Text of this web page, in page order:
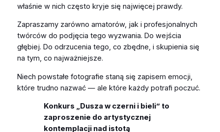
właśnie w nich często kryje się najwięcej prawdy.
Zapraszamy zarówno amatorów, jak i profesjonalnych
twórców do podjęcia tego wyzwania. Do wejścia
głębiej. Do odrzucenia tego, co zbędne, i skupienia się
na tym, co najważniejsze.
Niech powstałe fotografie staną się zapisem emocji,
które trudno nazwać — ale które każdy potrafi poczuć.
Konkurs „Dusza w czerni i bieli” to
zaproszenie do artystycznej
kontemplacji nad istotą